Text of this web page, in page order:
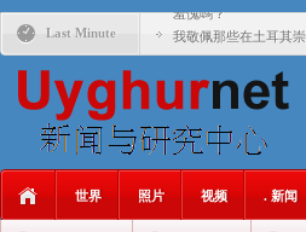
Last Minute
羞愧嗎？
我敬佩那些在土耳其
基辛格与中国：50 年
年的百年關係
大一统情结使魏京生
世界 照片 视频 . 新闻